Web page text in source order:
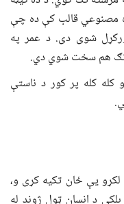
مصنوعي قالب کې ده چې
شوی دی. د عمر په
تګ هم سخت شوي دي.
کله کله پر کور د ناستې
یې ځان تکیه کړی و،
د انسان ټول ژوند له